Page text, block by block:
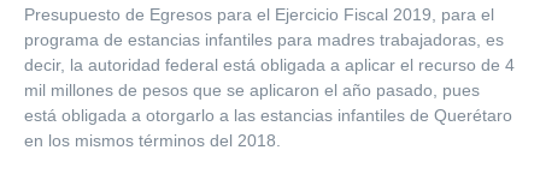
Presupuesto de Egresos para el Ejercicio Fiscal 2019, para el
programa de estancias infantiles para madres trabajadoras, es
decir, la autoridad federal está obligada a aplicar el recurso de 4
mil millones de pesos que se aplicaron el año pasado, pues
está obligada a otorgarlo a las estancias infantiles de Querétaro
en los mismos términos del 2018.